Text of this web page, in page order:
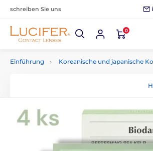
schreiben Sie uns
0
Einführung Koreanische und japanische